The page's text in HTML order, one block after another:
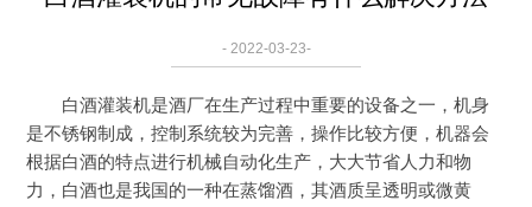
- 2022-03-23-
白酒灌装机是酒厂在生产过程中重要的设备之一，机身
是不锈钢制成，控制系统较为完善，操作比较方便，机器会
根据白酒的特点进行机械自动化生产，大大节省人力和物
力，白酒也是我国的一种在蒸馏酒，其酒质呈透明或微黄